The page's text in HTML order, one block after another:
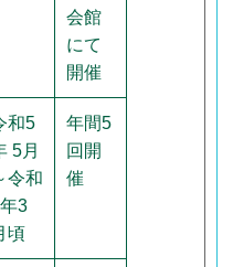
会館
にて
開催
和5
5月
令和
3
頃
年間5
回開
催